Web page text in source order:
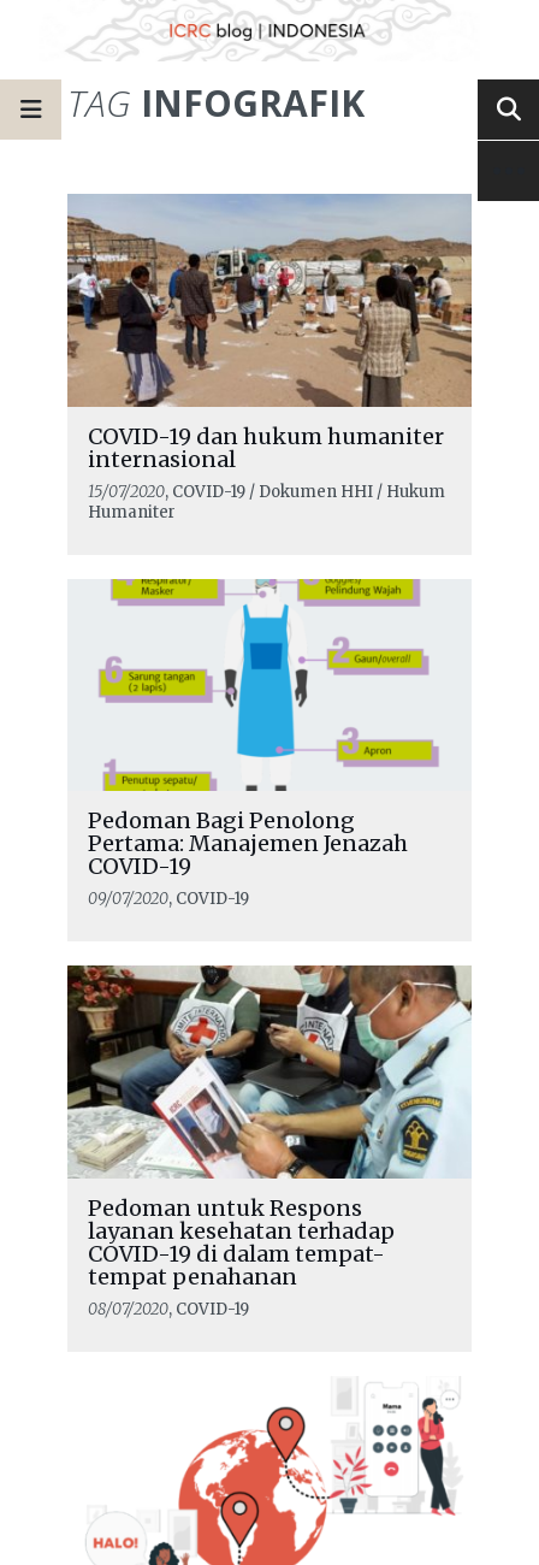
TAG INFOGRAFIK
COVID-19 dan hukum humaniter
internasional
15/07/2020, COVID-19 / Dokumen HHI / Hukum
Humaniter
Pedoman Bagi Penolong
Pertama: Manajemen Jenazah
COVID-19
09/07/2020, COVID-19
Pedoman untuk Respons
layanan kesehatan terhadap
COVID-19 di dalam tempat-
tempat penahanan
08/07/2020, COVID-19